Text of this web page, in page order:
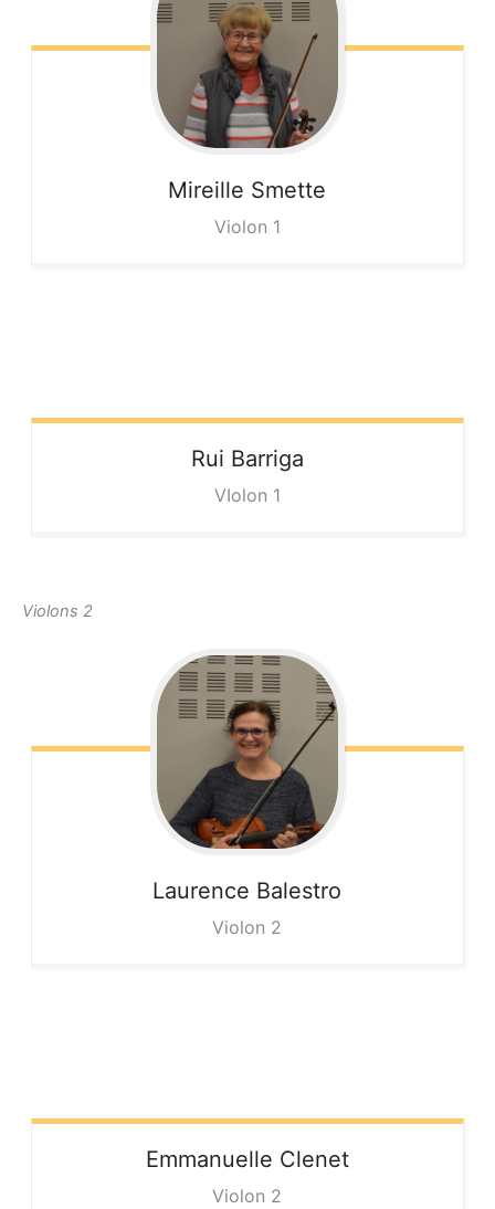
Mireille Smette
Violon 1
Rui Barriga
VIolon 1
Violons 2
Laurence Balestro
Violon 2
Emmanuelle Clenet
Violon 2